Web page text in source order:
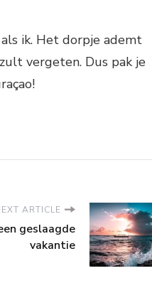
ik. Het dorpje ademt
vergeten. Dus pak je
ARTICLE
geslaagde
vakantie